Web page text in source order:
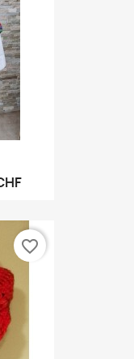
favorite_border